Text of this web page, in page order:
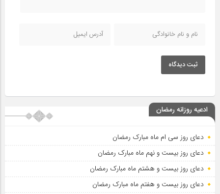
ثبت دیدگاه
ادعیه روزانه رمضان
دعای روز سی ام ماه مبارک رمضان
دعای روز بیست و نهم ماه مبارک رمضان
دعای روز بیست و هشتم ماه مبارک رمضان
دعای روز بیست و هفتم ماه مبارک رمضان